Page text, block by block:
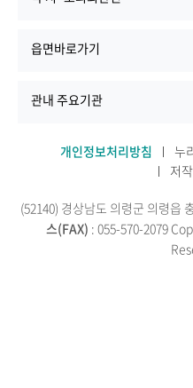
읍면바로가기
관내 주요기관
개인정보처리방침 누
저
(52140) 경상남도 의령군 의령읍
스(FAX) : 055-570-2079